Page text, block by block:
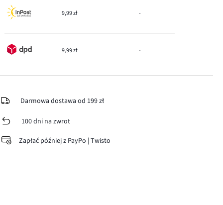
9,99 zł -
9,99 zł -
Darmowa dostawa od 199 zł
100 dni na zwrot
Zapłać później z PayPo | Twisto